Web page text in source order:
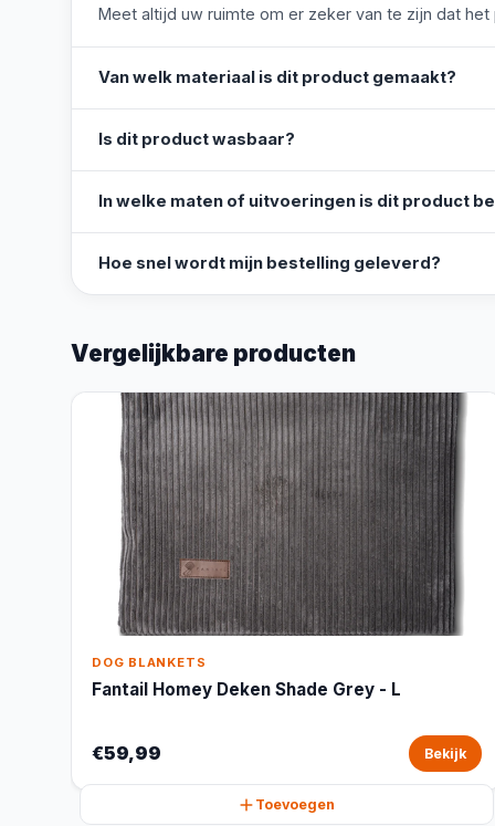
Meet altijd uw ruimte om er zeker van te zijn dat het
Van welk materiaal is dit product gemaakt?
Is dit product wasbaar?
In welke maten of uitvoeringen is dit product
Hoe snel wordt mijn bestelling geleverd?
Vergelijkbare producten
DOG BLANKETS
Fantail Homey Deken Shade Grey - L
€59,99 Bekijk
Toevoegen